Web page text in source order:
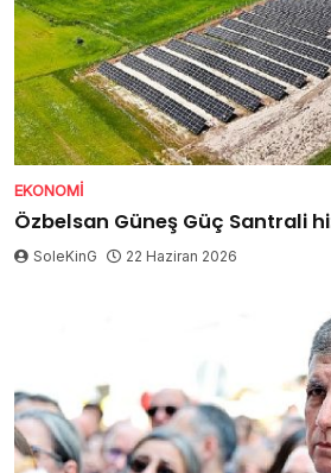
EKONOMI
Özbelsan Güneş Güç Santrali
SoleKinG 22 Haziran 2026